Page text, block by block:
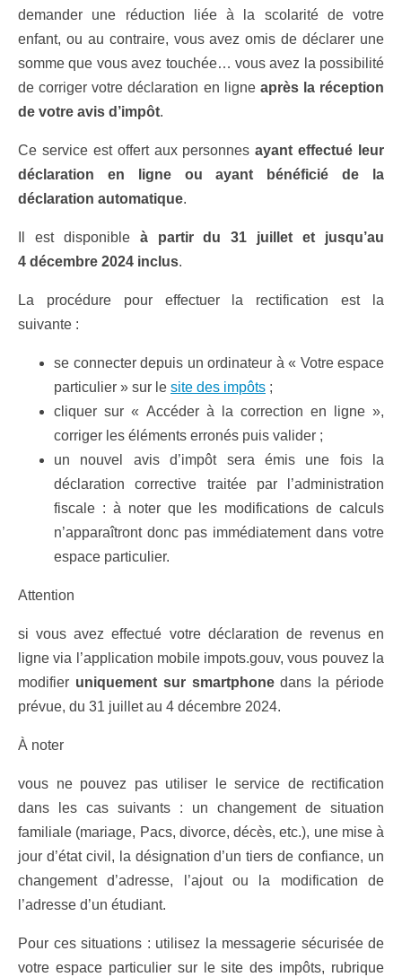
demander une réduction liée à la scolarité de votre
enfant, ou au contraire, vous avez omis de déclarer une
somme que vous avez touchée… vous avez la possibilité
de corriger votre déclaration en ligne après la réception
de votre avis d’impôt.
Ce service est offert aux personnesayant effectué leur
déclaration en ligne ou ayant bénéficié de la
déclaration automatique.
Il est disponible à partir du 31 juillet et jusqu’au
4 décembre 2024 inclus.
La procédure pour effectuer la rectification est la
suivante :
se connecter depuis un ordinateur à « Votre espace
particulier » sur le site des impôts ;
cliquer sur « Accéder à la correction en ligne »,
corriger les éléments erronés puis valider ;
un nouvel avis d’impôt sera émis une fois la
déclaration corrective traitée par l’administration
fiscale : à noter que les modifications de calculs
n’apparaîtront donc pas immédiatement dans votre
espace particulier.
Attention
si vous avez effectué votre déclaration de revenus en
ligne via l’application mobile impots.gouv, vous pouvez la
modifier uniquement sur smartphonedans la période
prévue, du 31 juillet au 4 décembre 2024.
À noter
vous ne pouvez pas utiliser le service de rectification
dans les cas suivants : un changement de situation
familiale (mariage, Pacs, divorce, décès, etc.), une mise à
jour d’état civil, la désignation d’un tiers de confiance, un
changement d’adresse, l’ajout ou la modification de
l’adresse d’un étudiant.
Pour ces situations : utilisez la messagerie sécurisée de
votre espace particulier sur le site des impôts, rubrique